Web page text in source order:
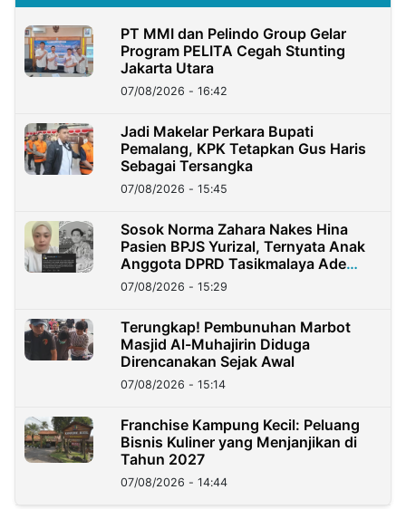
PT MMI dan Pelindo Group Gelar
Program PELITA Cegah Stunting
Jakarta Utara
07/08/2026 - 16:42
Jadi Makelar Perkara Bupati
Pemalang, KPK Tetapkan Gus Haris
Sebagai Tersangka
07/08/2026 - 15:45
Sosok Norma Zahara Nakes Hina
Pasien BPJS Yurizal, Ternyata Anak
Anggota DPRD Tasikmalaya Ade
Lukman
07/08/2026 - 15:29
Terungkap! Pembunuhan Marbot
Masjid Al-Muhajirin Diduga
Direncanakan Sejak Awal
07/08/2026 - 15:14
Franchise Kampung Kecil: Peluang
Bisnis Kuliner yang Menjanjikan di
Tahun 2027
07/08/2026 - 14:44